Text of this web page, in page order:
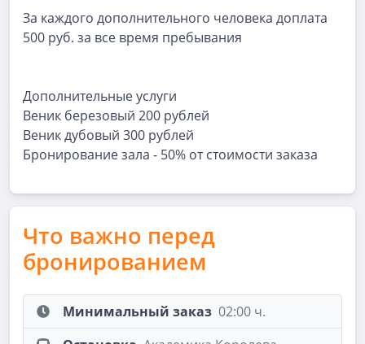
За каждого дополнительного человека доплата
500 руб. за все время пребывания
Дополнительные услуги
Веник березовый 200 рублей
Веник дубовый 300 рублей
Бронирование зала - 50% от стоимости заказа
Что важно перед
бронированием
Минимальный заказ 02:00 ч.